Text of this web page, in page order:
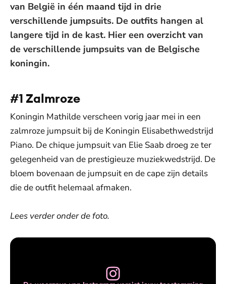
van België in één maand tijd in drie
verschillende jumpsuits. De outfits hangen al
langere tijd in de kast. Hier een overzicht van
de verschillende jumpsuits van de Belgische
koningin.
#1 Zalmroze
Koningin Mathilde verscheen vorig jaar mei in een
zalmroze jumpsuit bij de Koningin Elisabethwedstrijd
Piano. De chique jumpsuit van Elie Saab droeg ze ter
gelegenheid van de prestigieuze muziekwedstrijd. De
bloem bovenaan de jumpsuit en de cape zijn details
die de outfit helemaal afmaken.
Lees verder onder de foto.